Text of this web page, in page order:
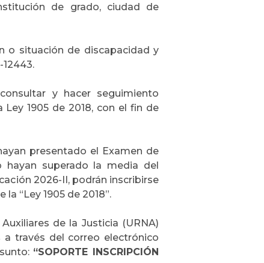
de grado, ciudad de
o situación de discapacidad y
y hacer seguimiento
1905 de 2018, con el fin de
presentado el Examen de
superado la media del
2026-II, podrán inscribirse
“Ley 1905 de 2018”.
de la Justicia (URNA)
través del correo electrónico
“SOPORTE INSCRIPCIÓN